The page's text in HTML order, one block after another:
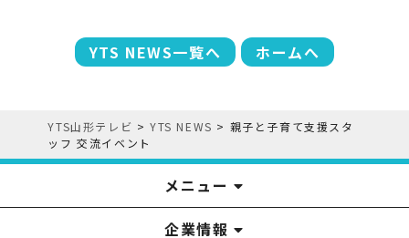
YTS NEWS一覧へ ホームへ
YTS山形テレビ >YTS NEWS > 親子と子育て支援スタ
ッフ 交流イベント
メニュー
YTSニュース
番組
アナウンサー
プレゼント
イベント
みるるん星人
YTS見学ツアー
番組表
お問い合わせ
企業情報